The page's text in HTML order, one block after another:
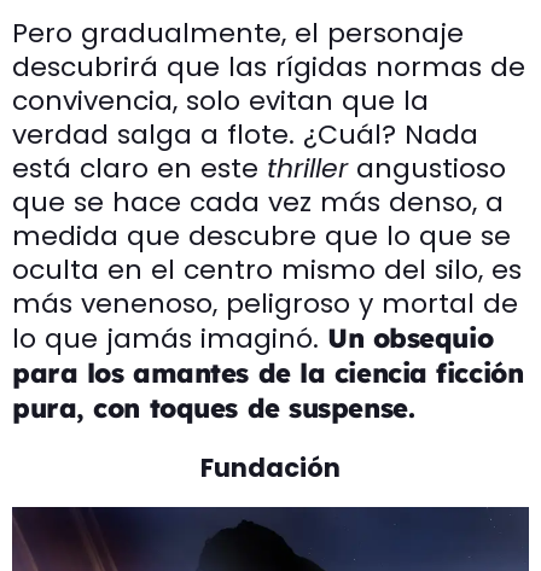
Pero gradualmente, el personaje
descubrirá que las rígidas normas de
convivencia, solo evitan que la
verdad salga a flote. ¿Cuál? Nada
está claro en este thrillerangustioso
que se hace cada vez más denso, a
medida que descubre que lo que se
oculta en el centro mismo del silo, es
más venenoso, peligroso y mortal de
lo que jamás imaginó. Un obsequio
para los amantes de la ciencia ficción
pura, con toques de suspense.
Fundación